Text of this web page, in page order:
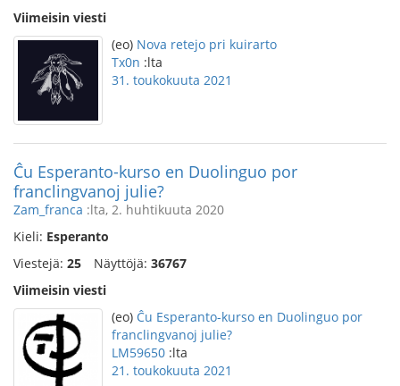
Viimeisin viesti
(eo) Nova retejo pri kuirarto
Tx0n :lta
31. toukokuuta 2021
Ĉu Esperanto-kurso en Duolinguo por
franclingvanoj julie?
Zam_franca :lta, 2. huhtikuuta 2020
Kieli: Esperanto
Viestejä: 25 Näyttöjä: 36767
Viimeisin viesti
(eo) Ĉu Esperanto-kurso en Duolinguo por
franclingvanoj julie?
LM59650 :lta
21. toukokuuta 2021